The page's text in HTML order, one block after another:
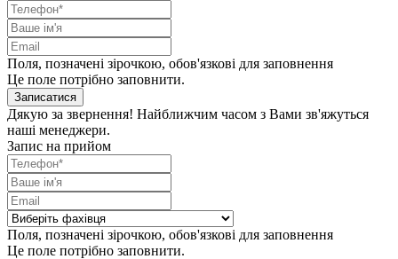
Поля, позначені зірочкою, обов'язкові для заповнення
Це поле потрібно заповнити.
Записатися
Дякую за звернення! Найближчим часом з Вами зв'яжуться
наші менеджери.
Запис на прийом
Поля, позначені зірочкою, обов'язкові для заповнення
Це поле потрібно заповнити.